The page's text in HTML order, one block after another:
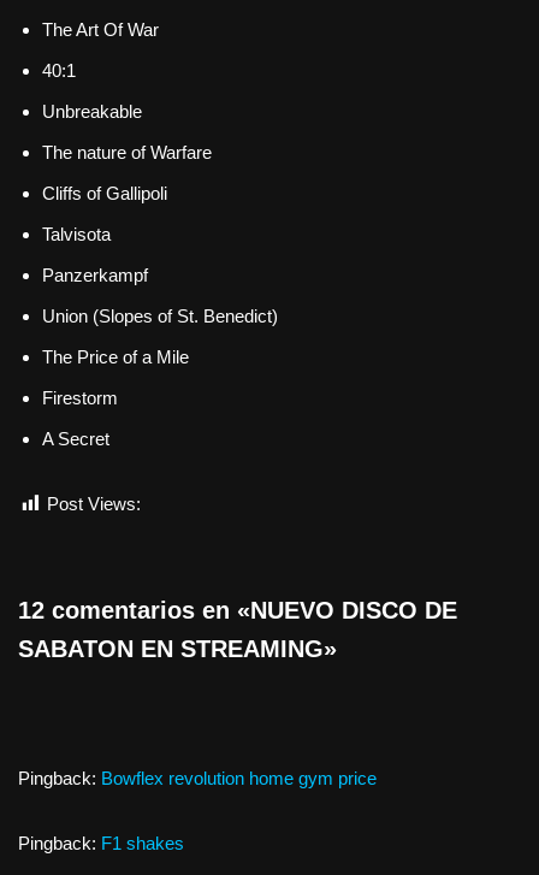
The Art Of War
40:1
Unbreakable
The nature of Warfare
Cliffs of Gallipoli
Talvisota
Panzerkampf
Union (Slopes of St. Benedict)
The Price of a Mile
Firestorm
A Secret
Post Views:
12 comentarios en «NUEVO DISCO DE
SABATON EN STREAMING»
Pingback: Bowflex revolution home gym price
Pingback: F1 shakes